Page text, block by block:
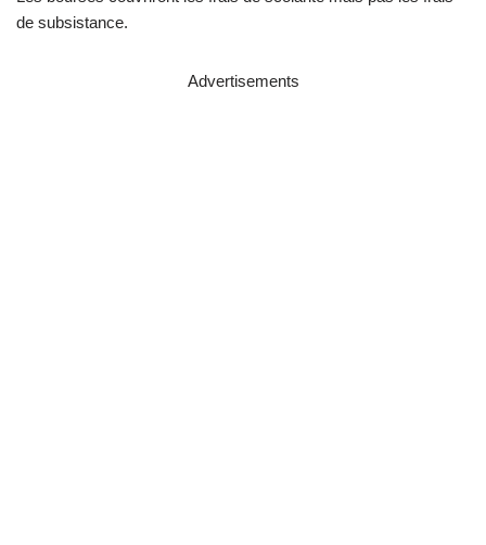
de subsistance.
Advertisements